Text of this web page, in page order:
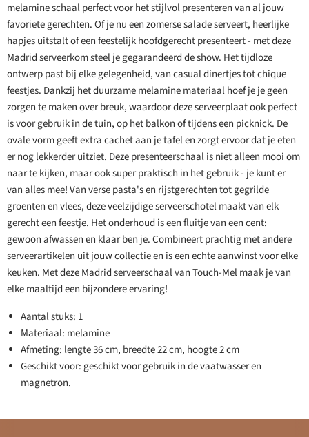
melamine schaal perfect voor het stijlvol presenteren van al jouw
favoriete gerechten. Of je nu een zomerse salade serveert, heerlijke
hapjes uitstalt of een feestelijk hoofdgerecht presenteert - met deze
Madrid serveerkom steel je gegarandeerd de show. Het tijdloze
ontwerp past bij elke gelegenheid, van casual dinertjes tot chique
feestjes. Dankzij het duurzame melamine materiaal hoef je je geen
zorgen te maken over breuk, waardoor deze serveerplaat ook perfect
is voor gebruik in de tuin, op het balkon of tijdens een picknick. De
ovale vorm geeft extra cachet aan je tafel en zorgt ervoor dat je eten
er nog lekkerder uitziet. Deze presenteerschaal is niet alleen mooi om
naar te kijken, maar ook super praktisch in het gebruik - je kunt er
van alles mee! Van verse pasta's en rijstgerechten tot gegrilde
groenten en vlees, deze veelzijdige serveerschotel maakt van elk
gerecht een feestje. Het onderhoud is een fluitje van een cent:
gewoon afwassen en klaar ben je. Combineert prachtig met andere
serveerartikelen uit jouw collectie en is een echte aanwinst voor elke
keuken. Met deze Madrid serveerschaal van Touch-Mel maak je van
elke maaltijd een bijzondere ervaring!
Aantal stuks: 1
Materiaal: melamine
Afmeting: lengte 36 cm, breedte 22 cm, hoogte 2 cm
Geschikt voor: geschikt voor gebruik in de vaatwasser en
magnetron.